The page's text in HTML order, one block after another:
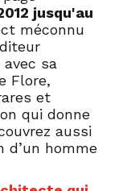
jusqu'au
méconnu
avec sa
Flore,
et
qui donne
aussi
d’un homme